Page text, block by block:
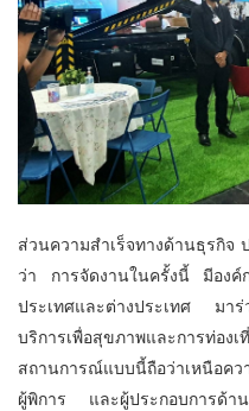
ส่วนความสำเร็จทางด้านธุรกิจ
ว่า การจัดงานในครั้งนี้ มีองค์
ประเทศและต่างประเทศ มา
บริการเพื่อสุขภาพและการท่อ
สถานการณ์แบบนี้ถือว่าเหนือคว
ผู้พิการ และผู้ประกอบการด้าน